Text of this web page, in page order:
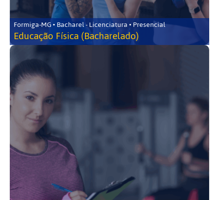
Formiga-MG • Bacharel - Licenciatura • Presencial
Educação Física (Bacharelado)